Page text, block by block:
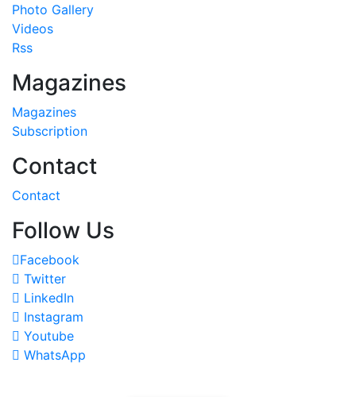
Photo Gallery
Videos
Rss
Magazines
Magazines
Subscription
Contact
Contact
Follow Us
Facebook
Twitter
LinkedIn
Instagram
Youtube
WhatsApp